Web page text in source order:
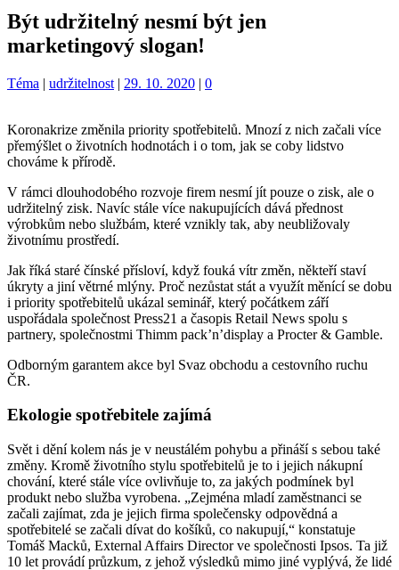
Být udržitelný nesmí být jen
marketingový slogan!
Kategorie:
Téma | Štítky:
udržitelnost | 29. 10. 2020 | 0
Koronakrize změnila priority spotřebitelů. Mnozí z nich začali více
přemýšlet o životních hodnotách i o tom, jak se coby lidstvo
chováme k přírodě.
V rámci dlouhodobého rozvoje firem nesmí jít pouze o zisk, ale o
udržitelný zisk. Navíc stále více nakupujících dává přednost
výrobkům nebo službám, které vznikly tak, aby neubližovaly
životnímu prostředí.
Jak říká staré čínské přísloví, když fouká vítr změn, někteří staví
úkryty a jiní větrné mlýny. Proč nezůstat stát a využít měnící se dobu
i priority spotřebitelů ukázal seminář, který počátkem září
uspořádala společnost Press21 a časopis Retail News spolu s
partnery, společnostmi Thimm pack’n’display a Procter & Gamble.
Odborným garantem akce byl Svaz obchodu a cestovního ruchu
ČR.
Ekologie spotřebitele zajímá
Svět i dění kolem nás je v neustálém pohybu a přináší s sebou také
změny. Kromě životního stylu spotřebitelů je to i jejich nákupní
chování, které stále více ovlivňuje to, za jakých podmínek byl
produkt nebo služba vyrobena. „Zejména mladí zaměstnanci se
začali zajímat, zda je jejich firma společensky odpovědná a
spotřebitelé se začali dívat do košíků, co nakupují,“ konstatuje
Tomáš Macků, External Affairs Director ve společnosti Ipsos. Ta již
10 let provádí průzkum, z jehož výsledků mimo jiné vyplývá, že lidé